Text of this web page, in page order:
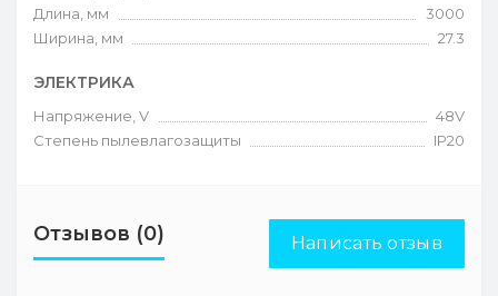
Длина, мм
3000
Ширина, мм
27.3
ЭЛЕКТРИКА
Напряжение, V
48V
Степень пылевлагозащиты
IP20
Отзывов (0) Написать отзыв